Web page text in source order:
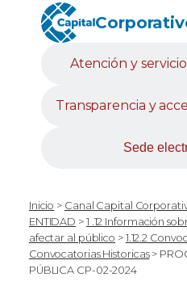
Atención y
Transparencia y
Sede
Inicio > Canal Capital
ENTIDAD > 1 .12 Información
afectar al público > 1.12.2
Convocatorias Historicas>
PÚBLICA CP-02-2024